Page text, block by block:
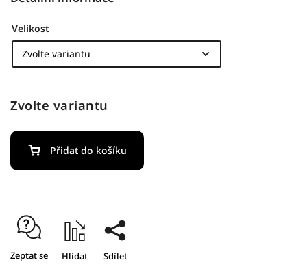
Velikost
Zvolte variantu
Přidat do košíku
Zeptat se Hlídat Sdílet